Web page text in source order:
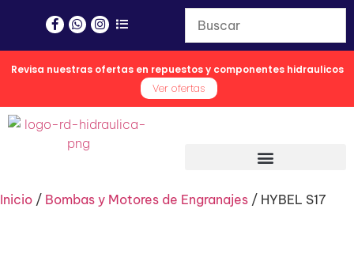
Revisa nuestras ofertas en repuestos y componentes hidraulicos
Ver ofertas
Inicio / Bombas y Motores de Engranajes / HYBEL S17